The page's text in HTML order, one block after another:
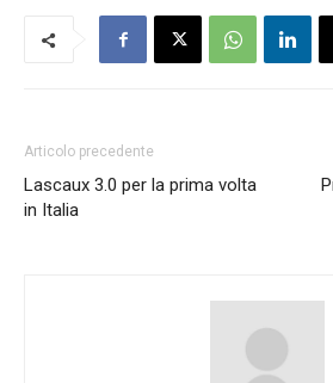
Articolo precedente
Lascaux 3.0 per la prima volta
in Italia